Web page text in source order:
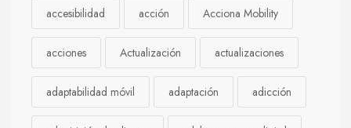
accesibilidad acción Acciona Mobility
acciones Actualización actualizaciones
adaptabilidad móvil adaptación adicción